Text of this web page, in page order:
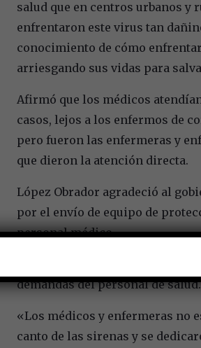
salud que en centros urbanos y
enfrentaron este virus tan
conocimiento de cómo
arriesgando sus vidas para
Afirmó que los médicos
casos, lejos a los enfermos de
pero fueron las enfermeras y
que dieron la atención directa.
López Obrador agradeció al
por el envío de equipo de
personal médico.
demandas del personal de salud.
«Los médicos y enfermeras no
canto de las sirenas y se